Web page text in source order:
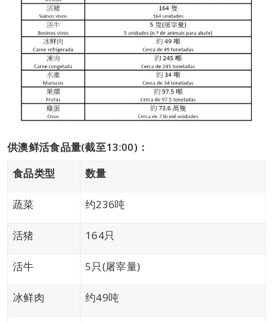
供澳鲜活食品量(截至13:00) ：
食品类型
数量
蔬菜 约236吨
活猪 164只
活牛 5只(屠宰量)
冰鲜肉 约49吨